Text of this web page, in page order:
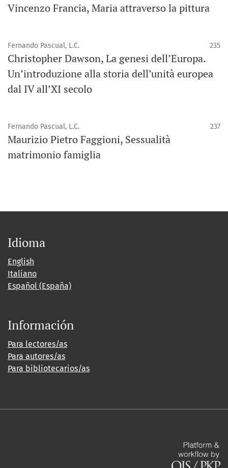
Vincenzo Francia, Maria attraverso la pittura
Fernando Pascual, L.C. 235
Christopher Dawson, La genesi dell’Europa.
Un’introduzione alla storia dell’unità europea
dal IV all’XI secolo
Fernando Pascual, L.C. 237
Maurizio Pietro Faggioni, Sessualità
matrimonio famiglia
Idioma
English
Italiano
Español (España)
Información
Para lectores/as
Para autores/as
Para bibliotecarios/as